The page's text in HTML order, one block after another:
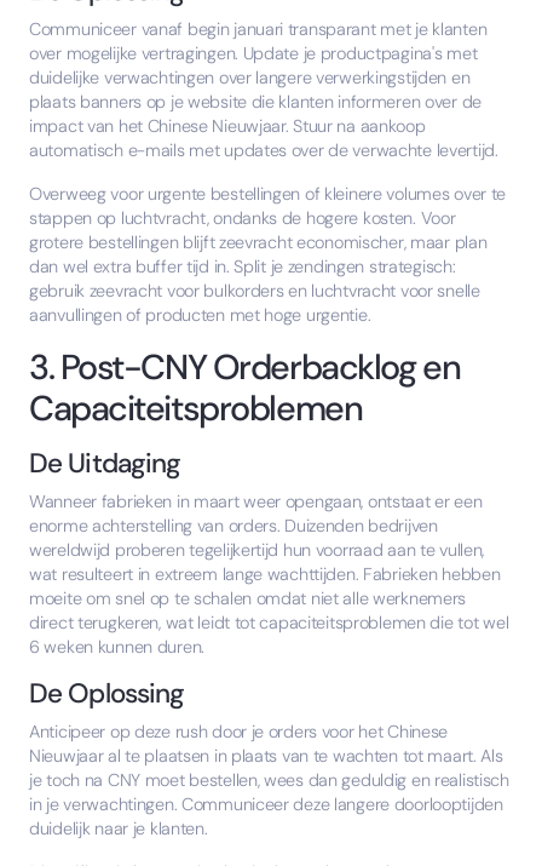
Communiceer vanaf begin januari transparant met je klanten
over mogelijke vertragingen. Update je productpagina's met
duidelijke verwachtingen over langere verwerkingstijden en
plaats banners op je website die klanten informeren over de
impact van het Chinese Nieuwjaar. Stuur na aankoop
automatisch e-mails met updates over de verwachte levertijd.
Overweeg voor urgente bestellingen of kleinere volumes over te
stappen op luchtvracht, ondanks de hogere kosten. Voor
grotere bestellingen blijft zeevracht economischer, maar plan
dan wel extra buffer tijd in. Split je zendingen strategisch:
gebruik zeevracht voor bulkorders en luchtvracht voor snelle
aanvullingen of producten met hoge urgentie.
3. Post-CNY Orderbacklog en
Capaciteitsproblemen
De Uitdaging
Wanneer fabrieken in maart weer opengaan, ontstaat er een
enorme achterstelling van orders. Duizenden bedrijven
wereldwijd proberen tegelijkertijd hun voorraad aan te vullen,
wat resulteert in extreem lange wachttijden. Fabrieken hebben
moeite om snel op te schalen omdat niet alle werknemers
direct terugkeren, wat leidt tot capaciteitsproblemen die tot wel
6 weken kunnen duren.
De Oplossing
Anticipeer op deze rush door je orders voor het Chinese
Nieuwjaar al te plaatsen in plaats van te wachten tot maart. Als
je toch na CNY moet bestellen, wees dan geduldig en realistisch
in je verwachtingen. Communiceer deze langere doorlooptijden
duidelijk naar je klanten.